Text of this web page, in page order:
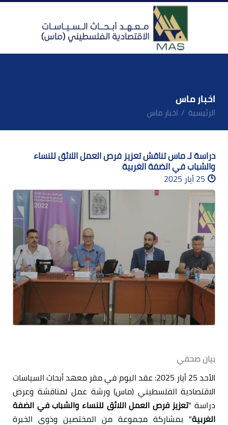
اخبار ماس
الرئيسية اخبار ماس
دراسة لـ ماس تناقش تعزيز فرص العمل اللائق للنساء
والشباب في الضفة الغربية
25 أيار 2025
بيان صحفي
الأحد 25 أيار 2025: عقد اليوم في مقر معهد أبحاث السياسات
الاقتصادية الفلسطيني (ماس) ورشة عمل لمناقشة وعرض
دراسة "تعزيز فرص العمل اللائق للنساء والشباب في الضفة
الغربية" بمشاركة مجموعة من المختصين وذوي الخبرة